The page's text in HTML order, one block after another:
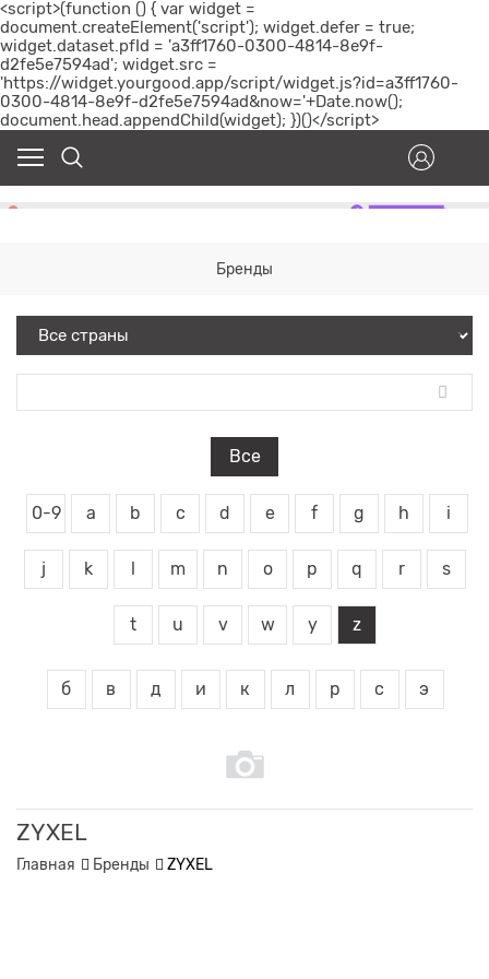
<script>(function () { var widget =
document.createElement('script'); widget.defer = true;
widget.dataset.pfId = 'a3ff1760-0300-4814-8e9f-
d2fe5e7594ad'; widget.src =
'https://widget.yourgood.app/script/widget.js?id=a3ff1760-
0300-4814-8e9f-d2fe5e7594ad&now='+Date.now();
document.head.appendChild(widget); })()</script>
Бренды
Все
0-9 a b c d e f g h i
j k m n o p q r s
t u v w y z
б в д и к л р с э
ZYXEL
Главная Бренды ZYXEL